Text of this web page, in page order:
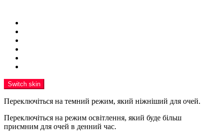
Switch skin
Переключіться на темний режим, який ніжніший для очей.
Переключіться на режим освітлення, який буде більш
приємним для очей в денний час.